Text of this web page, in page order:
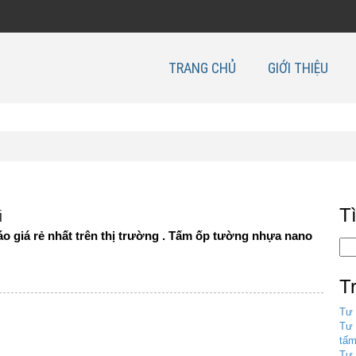
TRANG CHỦ GIỚI THIỆU
giá rẻ nhất trên thị trường . Tấm ốp tường nhựa nano
Tư
Tư